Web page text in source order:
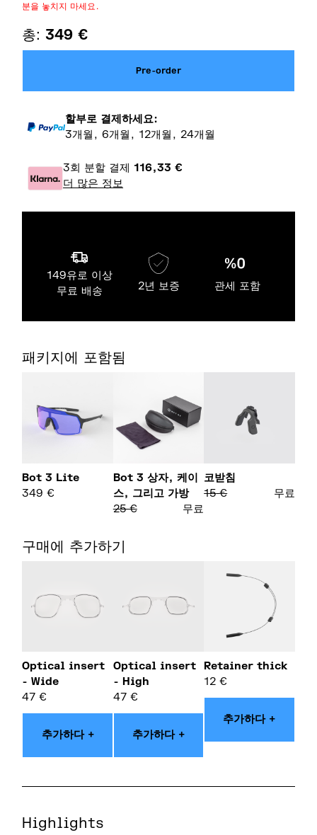
분을 놓치지 마세요.
총:349 €
Pre-order
할부로 결제하세요:
3개월, 6개월, 12개월, 24개월
3회 분할 결제 116,33 €
더 많은 정보
149유로 이상
무료 배송
2년 보증 관세 포함
패키지에 포함됨
Bot 3 Lite
349 €
Bot 3 상자, 케이
스, 그리고 가방
25€ 무료
코받침
15€ 무료
구매에 추가하기
Optical insert
- Wide
47 €
추가하다 +
Optical insert
- High
47€
추가하다 +
Retainer thick
12 €
추가하다 +
Highlights